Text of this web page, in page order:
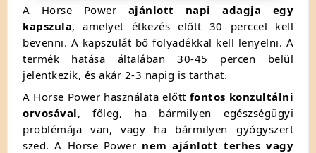
A Horse Power ajánlott napi adagja egy
kapszula, amelyet étkezés előtt 30 perccel kell
bevenni. A kapszulát bő folyadékkal kell lenyelni. A
termék hatása általában 30-45 percen belül
jelentkezik, és akár 2-3 napig is tarthat.
A Horse Power használata előtt fontos konzultálni
orvosával, főleg, ha bármilyen egészségügyi
problémája van, vagy ha bármilyen gyógyszert
szed. A Horse Power nem ajánlott terhes vagy